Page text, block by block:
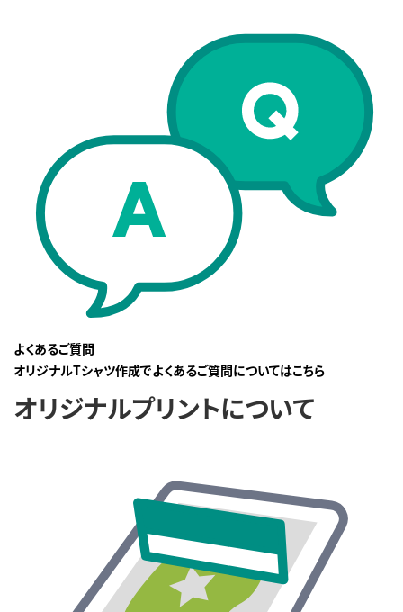
よくあるご質問
オリジナルTシャツ作成でよくあるご質問についてはこちら
オリジナルプリントについて